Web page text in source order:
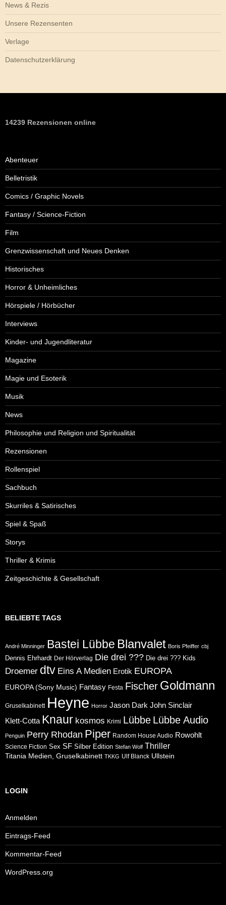
News & Rezis
Unsere Rezensenten
Verlage
Datenschutzerklärung
14239 Rezensionen online
Abenteuer
Belletristik
Comics / Graphic Novels
Fantasy / Science-Fiction
Film
Grenzwissenschaft und Neues Denken
Historisches
Horror & Unheimliches
Hörspiele / Hörbücher
Interviews
Kinder- und Jugendliteratur
Magazine
Magie und Esoterik
Musik
News
Philosophie und Religion und Spiritualität
Rezensionen
Rollenspiel
Sachbuch
Skurriles & Satirisches
Spiel & Spaß
Storys
Thriller & Krimis
Zeitgeschichte & Gesellschaft
BELIEBTE TAGS
André Minninger Bastei Lübbe Blanvalet Boris Pfeiffer cbj
Dennis Ehrhardt Der Hörverlag Die drei ??? Die drei ??? Kids
Droemer dtv Eins A Medien Erotik EUROPA
EUROPA (Sony Music) Fantasy Festa Fischer Goldmann
Gruselkabinett Heyne Horror Jason Dark John Sinclair
Klett-Cotta Knaur kosmos Krimi Lübbe Lübbe Audio
Penguin Perry Rhodan Piper Random House Audio Rowohlt
Science Fiction Sex SF Silber Edition Stefan Wolf Thriller
Titania Medien, Gruselkabinett TKKG Ulf Blanck Ullstein
LOGIN
Anmelden
Eintrags-Feed
Kommentar-Feed
WordPress.org